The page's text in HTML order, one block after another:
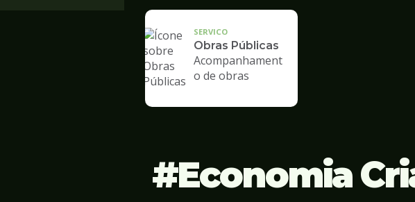
SERVICO
Obras Públicas
Acompanhament
o de obras
Economia